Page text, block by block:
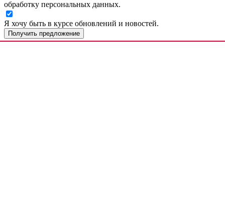
обработку персональных данных.
Я хочу быть в курсе обновлений и новостей.
Получить предложение